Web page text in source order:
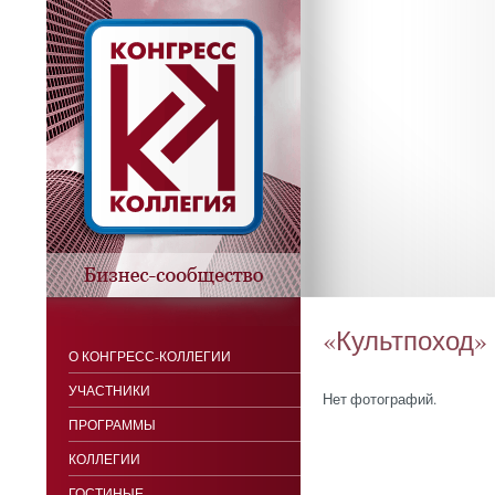
Нет фотографий.
О КОНГРЕСС-КОЛЛЕГИИ
УЧАСТНИКИ
ПРОГРАММЫ
КОЛЛЕГИИ